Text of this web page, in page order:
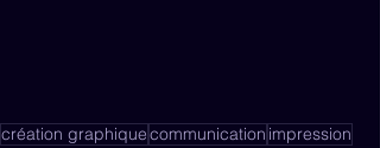
création graphiquecommunication impression